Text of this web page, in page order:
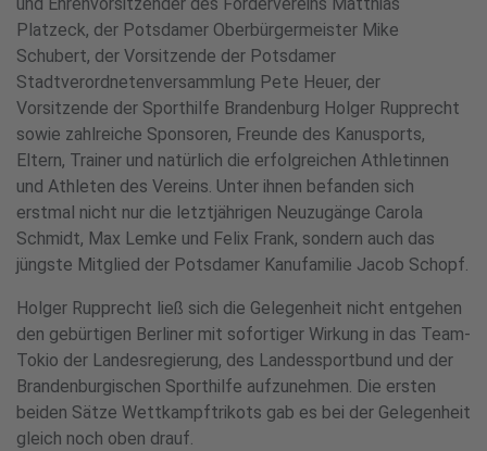
Platzeck, der Potsdamer Oberbürgermeister Mike
Schubert, der Vorsitzende der Potsdamer
Stadtverordnetenversammlung Pete Heuer, der
Vorsitzende der Sporthilfe Brandenburg Holger Rupprecht
sowie zahlreiche Sponsoren, Freunde des Kanusports,
Eltern, Trainer und natürlich die erfolgreichen Athletinnen
und Athleten des Vereins. Unter ihnen befanden sich
erstmal nicht nur die letztjährigen Neuzugänge Carola
Schmidt, Max Lemke und Felix Frank, sondern auch das
jüngste Mitglied der Potsdamer Kanufamilie Jacob Schopf.
Holger Rupprecht ließ sich die Gelegenheit nicht entgehen
den gebürtigen Berliner mit sofortiger Wirkung in das Team-
Tokio der Landesregierung, des Landessportbund und der
Brandenburgischen Sporthilfe aufzunehmen. Die ersten
beiden Sätze Wettkampftrikots gab es bei der Gelegenheit
gleich noch oben drauf.